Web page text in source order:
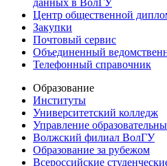
данных в ВолГУ
Центр общественной
Закупки
Почтовый сервис
Объединенный
Телефонный справочник
Образование
Институты
Университетский колледж
Управление
Волжский филиал ВолГУ
Образование за рубежом
Всероссийские